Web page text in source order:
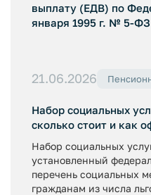
выплату (ЕДВ) по
января 1995 г. № 5-
21.06.2026
Набор социальных
сколько стоит и как
Набор социальных
установленный
перечень социальных
гражданам из числа